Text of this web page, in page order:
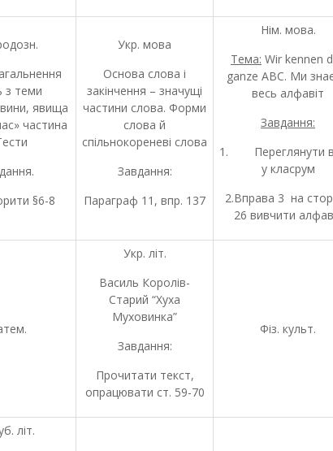
з теми
явища
частина
§6-8
Укр. мова
Основа слова і
закінчення – значущі
частини слова. Форми
слова й
спільнокореневі слова
Завдання:
Параграф 11, впр. 137
Нім. мова.
Тема: Wir kennen
ganze ABC. Ми
весь алфавіт
Завдання:
1. Переглянути
у класрум
2.Вправа 3 на
26 вивчити
Укр. літ.
Василь Королів-
Старий “Хуха
Муховинка”
Завдання:
Прочитати текст,
опрацювати ст. 59-70
Фіз. культ.
літ.